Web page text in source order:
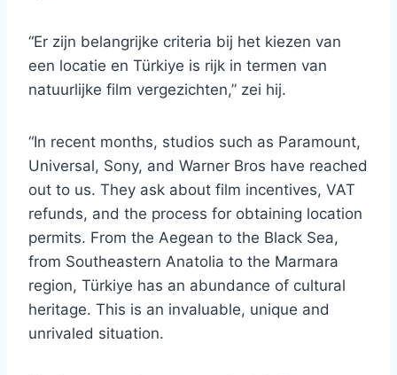
“Er zijn belangrijke criteria bij het kiezen van
een locatie en Türkiye is rijk in termen van
natuurlijke film vergezichten,” zei hij.
“In recent months, studios such as Paramount,
Universal, Sony, and Warner Bros have reached
out to us. They ask about film incentives, VAT
refunds, and the process for obtaining location
permits. From the Aegean to the Black Sea,
from Southeastern Anatolia to the Marmara
region, Türkiye has an abundance of cultural
heritage. This is an invaluable, unique and
unrivaled situation.